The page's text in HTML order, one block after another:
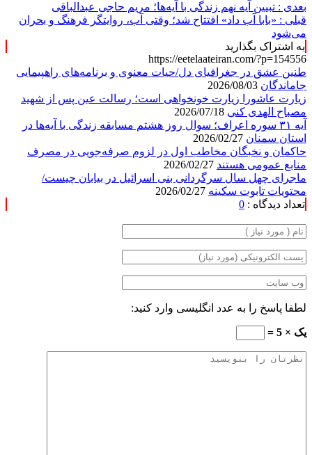
بعدی : تبیین آیه نهم زندگی با آیه‌ها؛ مریم حاجی عبدالباقی
قبلی : «بابا آب داد» افتتاح شد؛ وقتی آب، روایتگر فرهنگ و بحران
می‌شود
به اشتراک بگذارید
https://eetelaateiran.com/?p=154556
طنین عشق در جغرافیای دل/حیات معنوی و برنامه‌های راهپیمایی
جاماندگان
زیارت عاشورا زیارت خونخواهی است؛ رسالت عین پس از شهید
مصباح الهدی کنی
آیه ۳۱ سوره اعراف؛ سوال روز هشتم مسابقه زندگی با آیه‌ها در
استان سمنان
حاکمان و نخبگان مخاطب اول در لزوم صرفه‌جویی در مصرف
منابع عمومی هستند
ماجرای چهل سال سرگردانی بنی اسرائیل در بیابان چیست/
محتویات تابوت سکینه
تعداد دیدگاه : 0
لطفا پاسخ را به عدد انگلیسی وارد کنید:
یک × 5 =